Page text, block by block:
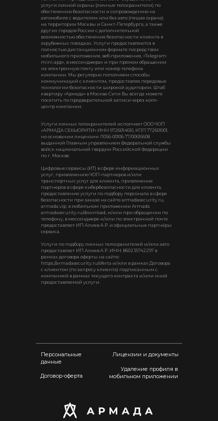
Персональные
данные
Договор-оферта
Лицензии и документы
Удаление профиля в
мобильном приложении
услуги личной охраны (личные телохранители) по
обеспечению безопасности и сопровождению на
автомобиле с водителем или без авто (пешая охрана)
на территории Москвы и Санкт-Петербурга, а также
других городов России с дополнительной
возможностью обеспечения безопасности клиента в
зарубежных поездках. Услуги предоставляются в
полностью дистанционном формате посредством
мобильного приложения, веб-приложения, «Telegram
mini-app», в мессенджерах и при прямом обращении
на электронную почту или номер телефона
компании. Мы регулярно пополняем способы
коммуникаций с клиентом, предоставляя передовые
технологии безопасности широкой аудитории. Штаб
квартиру «Армада» в Москва-Сити Вы всегда можете
посетить по предварительной записи через колл-
центр компании.
Услуги личных телохранителей исполняет ООО ЧОП
«АРМАДА СЕКЬЮРИТИ» ИНН 9726014610, КПП 772601001,
но основании лицензии Л056-00106-77/00616608
выданной Главным управлением Федеральной службы
войск национальной гвардии Российской Федерации
по г. Москве.
Цифровые сервисы (ИТ) в сфере информационных
услуг, привлечению ЧОП-партнеров и/или
транспортных услуг для клиента, привлечение
партнеров в сфере кибербезопасности для клиента,
предоставление услуги по подбору персонала в сфере
безопасности при заказе на сайте armadasecurity.ru,
armada.vip, в мобильном приложении Armada
armadasecurity.ru/download, и/или при обращении по
телефону, в мессенджере и/или по электронной почте
предоставляет ИП Алиев А.Р. и официальные партнёры
сервиса.
Услуги по подбору личных телохранителей и/или авто
предоставляет ИП Алиев А.Р. ИНН: 860235742297 в
рамках договора оферты на сайте:
https://armadasecurity.ru/oferta и/или в рамках Договора
с клиентом (по запросу клиента) подписанным с
компанией в рамках текущего контракта и/или иной
предоставляемой услуги.